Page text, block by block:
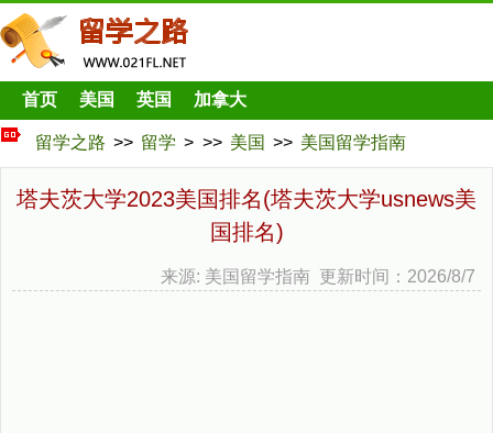
首页 美国 英国 加拿大
留学之路 >> 留学 > >> 美国 >> 美国留学指南
塔夫茨大学2023美国排名(塔夫茨大学usnews美
国排名)
来源: 美国留学指南 更新时间：2026/8/7